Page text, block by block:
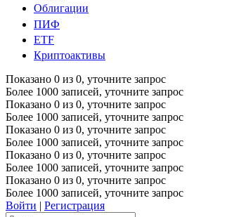
Облигации
ПИФ
ETF
Криптоактивы
Показано 0 из 0, уточните запрос
Более 1000 записей, уточните запрос
Показано 0 из 0, уточните запрос
Более 1000 записей, уточните запрос
Показано 0 из 0, уточните запрос
Более 1000 записей, уточните запрос
Показано 0 из 0, уточните запрос
Более 1000 записей, уточните запрос
Показано 0 из 0, уточните запрос
Более 1000 записей, уточните запрос
Войти | Регистрация